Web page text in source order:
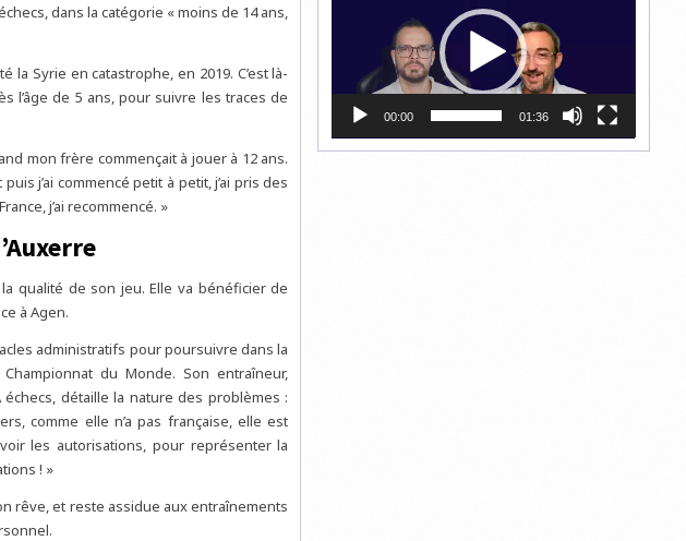
dans la catégorie « moins de 14 ans,
la Syrie en catastrophe, en 2019. C’est là-
l’âge de 5 ans, pour suivre les traces de
mon frère commençait à jouer à 12 ans.
j’ai commencé petit à petit, j’ai pris des
j’ai recommencé. »
la qualité de son jeu. Elle va bénéficier de
à Agen.
administratifs pour poursuivre dans la
du Monde. Son entraîneur,
échecs, détaille la nature des problèmes :
comme elle n’a pas française, elle est
les autorisations, pour représenter la
! »
rêve, et reste assidue aux entraînements
00:00 01:36